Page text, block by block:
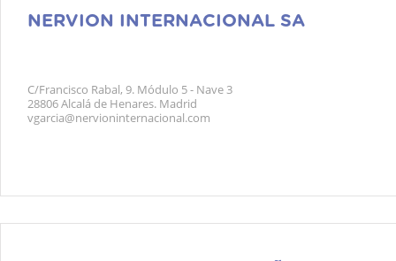
NERVION INTERNACIONAL SA
C/Francisco Rabal, 9. Módulo 5 - Nave 3
28806 Alcalá de Henares. Madrid
vgarcia@nervioninternacional.com